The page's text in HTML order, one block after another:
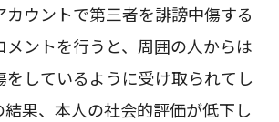
カウントで第三者を誹謗中傷する
メントを行うと、周囲の人からは
をしているように受け取られてし
結果、本人の社会的評価が低下し